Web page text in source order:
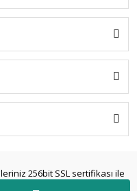
256bit SSL sertifikası ile